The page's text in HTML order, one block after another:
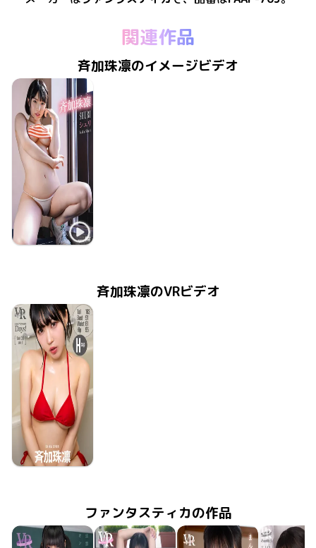
関連作品
斉加珠凛のイメージビデオ
斉加珠凛
斉加珠凛のVRビデオ
斉加珠凛
ファンタスティカの作品